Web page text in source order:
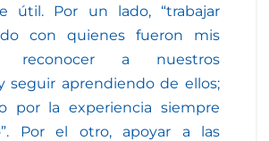
útil. Por un lado, “trabajar
con quienes fueron mis
reconocer a nuestros
seguir aprendiendo de ellos;
por la experiencia siempre
Por el otro, apoyar a las